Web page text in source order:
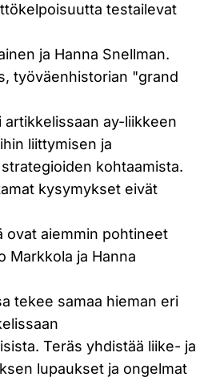
testailevat
ja Hanna Snellman.
työväenhistorian "grand
ay-liikkeen
liittymisen ja
kohtaamista.
kysymykset eivät
ovat aiemmin pohtineet
Markkola ja Hanna
tekee samaa hieman eri
Teräs yhdistää liike- ja
lupaukset ja ongelmat